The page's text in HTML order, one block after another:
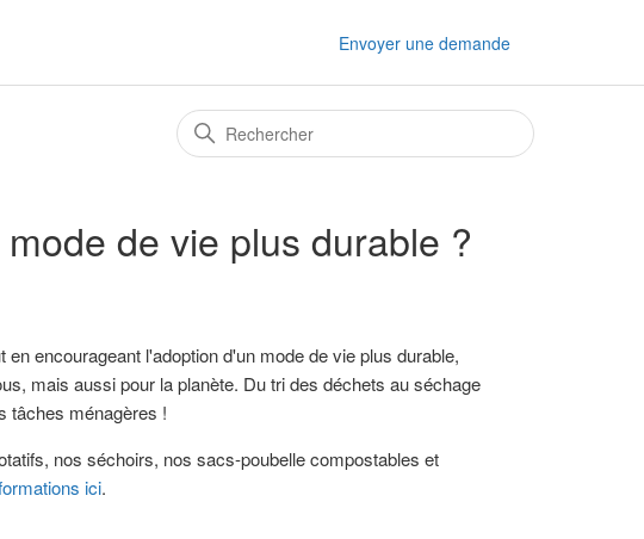
Envoyer une demande
de vie plus durable ?
encourageant l'adoption d'un mode de vie plus durable,
mais aussi pour la planète. Du tri des déchets au séchage
tâches ménagères !
nos séchoirs, nos sacs-poubelle compostables et
ici.